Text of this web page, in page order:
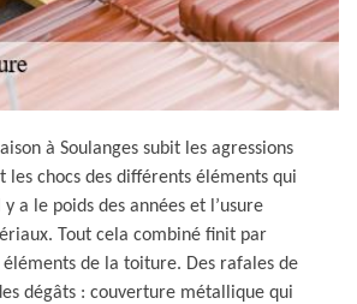
à Soulanges subit les agressions
les chocs des différents éléments qui
a le poids des années et l’usure
Tout cela combiné finit par
de la toiture. Des rafales de
dégâts : couverture métallique qui